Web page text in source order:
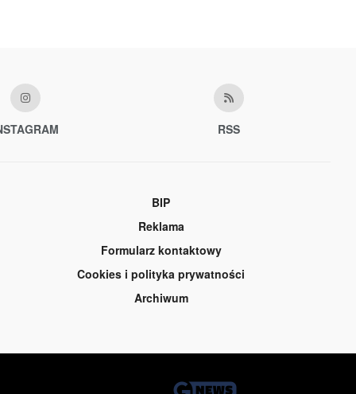
RSS
BIP
Reklama
Formularz kontaktowy
Cookies i polityka prywatności
Archiwum